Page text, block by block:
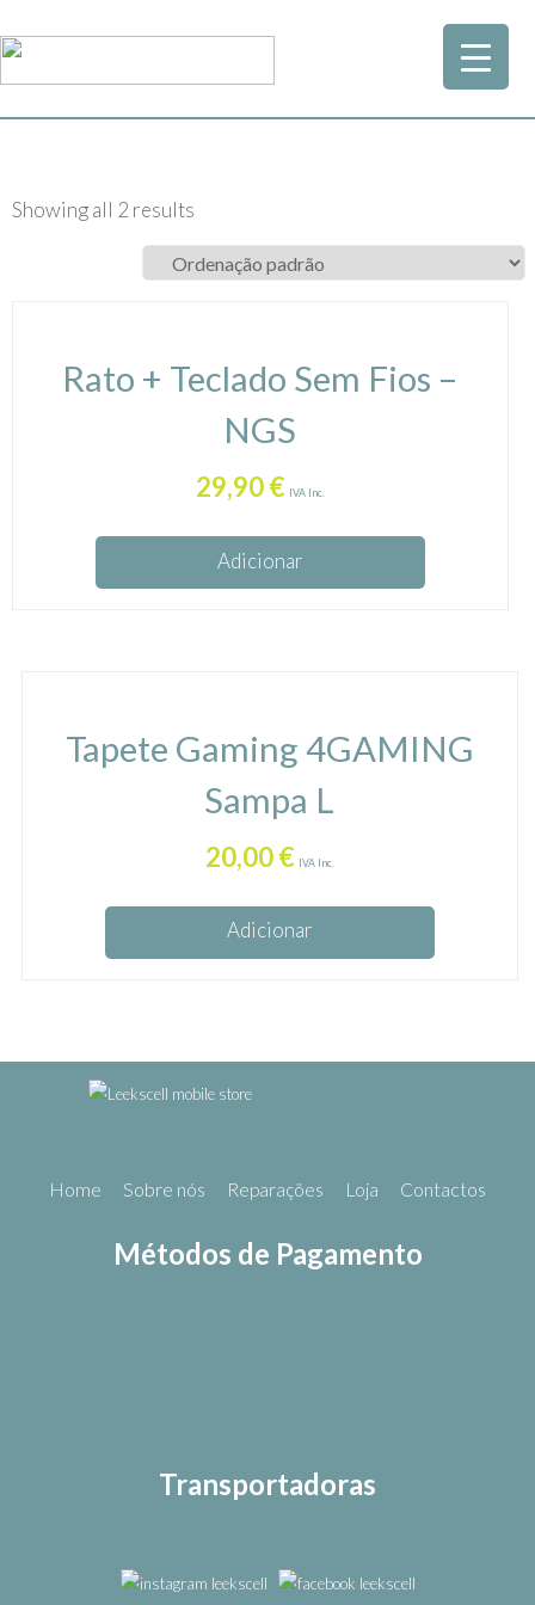
Showing all 2 results
Rato + Teclado Sem Fios –
NGS
29,90€ IVA Inc.
Adicionar
Tapete Gaming 4GAMING
Sampa L
20,00€ IVA Inc.
Adicionar
Home Sobre nós Reparações Loja Contactos
Métodos de Pagamento
Transportadoras